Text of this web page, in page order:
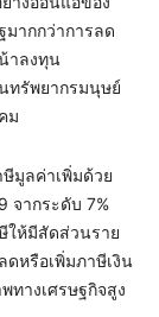
มากกว่าการลด
าลงทุน
ทรัพยากรมนุษย์
ม
มูลค่าเพิ่มด้วย
จากระดับ 7%
ให้มีสัดส่วนราย
หรือเพิ่มภาษีเงิน
ทางเศรษฐกิจสูง